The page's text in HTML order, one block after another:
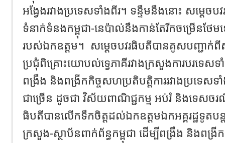
អង្វែងរវាងប្រទេសទាំងពីរ។ ទន្ទឹមនឹងនោះ សម្ដេច
ទំនាក់ទំនងកម្ពុជា-នេប៉ាល់នឹងកាន់តែរីកចម្រើនថែ
របស់ឯកឧត្តម។
សម្ដេចបវរធិបតីបានគូសបញ្ជាក់ពី
ប្រជុំពិគ្រោះយោបល់ទ្វេភាគីរវាងក្រសួងការបរទេស
ពង្រឹង និងពង្រីកកិច្ចសហប្រតិបត្តិការរវាងប្រទេស
ជាច្រើន ដូចជា វិស័យពាណិជ្ជកម្ម អប់រំ និងទេសចរ
ធិបតីបានលើកទឹកចិត្តដល់ឯកឧត្តមឯកអគ្គរដ្ឋទូតបន្ត
ក្រសួង-ស្ថាប័នពាក់ព័ន្ធកម្ពុជា ដើម្បីពង្រឹង និងពង្រីក